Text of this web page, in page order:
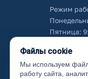
Режим
Пятница:
Об
Файлы cookie
Мы используем
работу сайта,